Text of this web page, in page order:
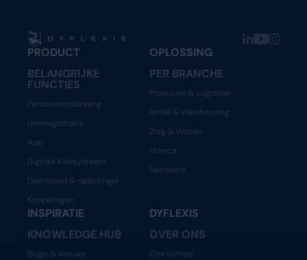
PRODUCT
BELANGRIJKE
FUNCTIES
Personeelsplanning
Urenregistratie
App
Digitaal kloksysteem
Dashboard & rapportage
Koppelingen
OPLOSSING
PER BRANCHE
Productie & Logistiek
Retail & Warehousing
Zorg & Welzijn
Horeca
Recreatie
INSPIRATIE
KNOWLEDGE HUB
Blogs & nieuws
DYFLEXIS
OVER ONS
Ons verhaal